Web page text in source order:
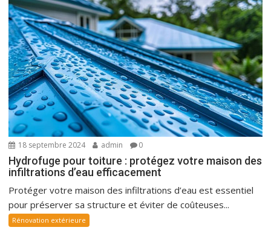
18 septembre 2024 admin 0
Hydrofuge pour toiture : protégez votre maison des
infiltrations d’eau efficacement
Protéger votre maison des infiltrations d’eau est essentiel
pour préserver sa structure et éviter de coûteuses...
Rénovation extérieure